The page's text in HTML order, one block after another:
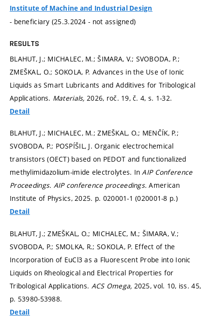
Institute of Machine and Industrial Design
- beneficiary (25.3.2024 - not assigned)
RESULTS
BLAHUT, J.; MICHALEC, M.; ŠIMARA, V.; SVOBODA, P.;
ZMEŠKAL, O.; SOKOLA, P. Advances in the Use of Ionic
Liquids as Smart Lubricants and Additives for Tribological
Applications. Materials, 2026, roč. 19, č. 4, s. 1-32.
Detail
BLAHUT, J.; MICHALEC, M.; ZMEŠKAL, O.; MENČÍK, P.;
SVOBODA, P.; POSPÍŠIL, J. Organic electrochemical
transistors (OECT) based on PEDOT and functionalized
methylimidazolium-imide electrolytes. InAIP Conference
Proceedings. AIP conference proceedings.American
Institute of Physics, 2025. p. 020001-1 (020001-8 p.)
Detail
BLAHUT, J.; ZMEŠKAL, O.; MICHALEC, M.; ŠIMARA, V.;
SVOBODA, P.; SMOLKA, R.; SOKOLA, P. Effect of the
Incorporation of EuCl3 as a Fluorescent Probe into Ionic
Liquids on Rheological and Electrical Properties for
Tribological Applications. ACS Omega, 2025, vol. 10, iss. 45,
p. 53980-53988.
Detail